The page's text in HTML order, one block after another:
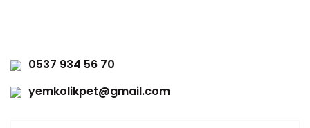
0537 934 56 70
yemkolikpet@gmail.com